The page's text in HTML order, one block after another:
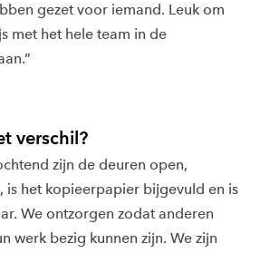
gezet voor iemand. Leuk om
met het hele team in de
verschil?
zijn de deuren open,
is het kopieerpapier bijgevuld en is
We ontzorgen zodat anderen
werk bezig kunnen zijn. We zijn